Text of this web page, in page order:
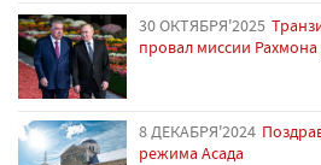
30 ОКТЯБРЯ'2025
провал миссии
8 ДЕКАБРЯ'2024
режима Асада